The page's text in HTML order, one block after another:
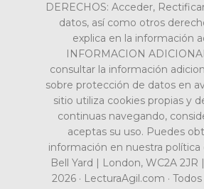
DERECHOS: Acceder,
datos, así como otros
explica en la información
INFORMACION
consultar la información
sobre protección de datos en
sitio utiliza cookies propias y
continuas navegando,
aceptas su uso. Puedes
información en nuestra política
Bell Yard | London, WC2A
2026 · LecturaAgil.com ·